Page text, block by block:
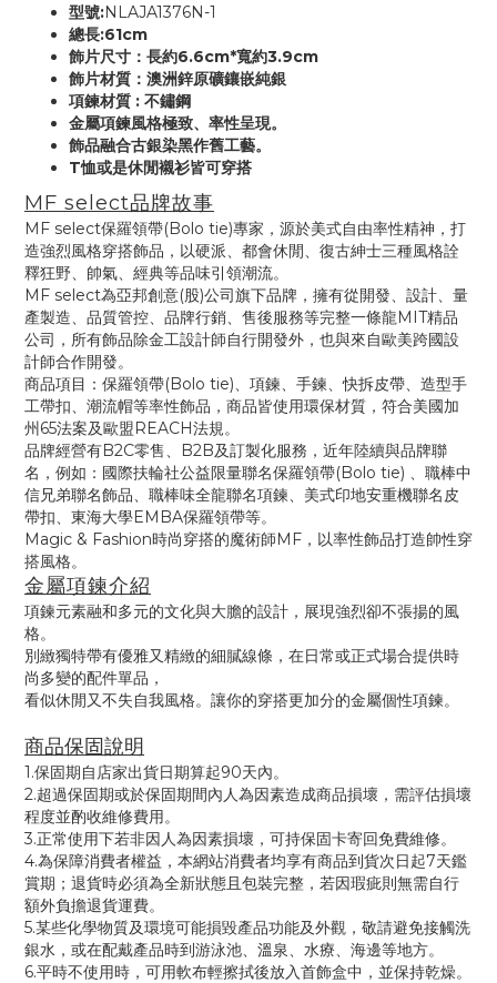
型號:NLAJA1376N-1
總長:61cm
飾片尺寸：長約6.6cm*寬約3.9cm
飾片材質：澳洲鋅原礦鑲嵌純銀
項鍊材質 : 不鏽鋼
金屬項鍊風格極致、率性呈現。
飾品融合古銀染黑作舊工藝。
T恤或是休閒襯衫皆可穿搭
MF select品牌故事
MF select保羅領帶(Bolo tie)專家，源於美式自由率性精神，打
造強烈風格穿搭飾品，以硬派、都會休閒、復古紳士三種風格詮
釋狂野、帥氣、經典等品味引領潮流。
MF select為亞邦創意(股)公司旗下品牌，擁有從開發、設計、量
產製造、品質管控、品牌行銷、售後服務等完整一條龍MIT精品
公司，所有飾品除金工設計師自行開發外，也與來自歐美跨國設
計師合作開發。
商品項目：保羅領帶(Bolo tie)、項鍊、手鍊、快拆皮帶、造型手
工帶扣、潮流帽等率性飾品，商品皆使用環保材質，符合美國加
州65法案及歐盟REACH法規。
品牌經營有B2C零售、B2B及訂製化服務，近年陸續與品牌聯
名，例如：國際扶輪社公益限量聯名保羅領帶(Bolo tie) 、職棒中
信兄弟聯名飾品、職棒味全龍聯名項鍊、美式印地安重機聯名皮
帶扣、東海大學EMBA保羅領帶等。
Magic & Fashion時尚穿搭的魔術師MF，以率性飾品打造帥性穿
搭風格。
金屬項鍊介紹
項鍊元素融和多元的文化與大膽的設計 ， 展現強烈卻不張揚的風
格。
別緻獨特帶有優雅又精緻的細膩線條，在日常或正式場合提供時
尚多變的配件單品 ，
看似休閒又不失自我風格。 讓你的穿搭更加分的金屬個性項鍊。
商品保固說明
1.保固期自店家出貨日期算起90天內。
2.超過保固期或於保固期間內人為因素造成商品損壞，需評估損壞
程度並酌收維修費用。
3.正常使用下若非因人為因素損壞，可持保固卡寄回免費維修。
4.為保障消費者權益，本網站消費者均享有商品到貨次日起7天鑑
賞期；退貨時必須為全新狀態且包裝完整，若因瑕疵則無需自行
額外負擔退貨運費。
5.某些化學物質及環境可能損毀產品功能及外觀，敬請避免接觸洗
銀水，或在配戴產品時到游泳池、溫泉、水療、海邊等地方。
6.平時不使用時，可用軟布輕擦拭後放入首飾盒中，並保持乾燥。